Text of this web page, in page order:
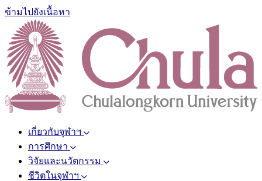
ข้ามไปยังเนื้อหา
เกี่ยวกับจุฬาฯ
การศึกษา
วิจัยและนวัตกรรม
ชีวิตในจุฬาฯ